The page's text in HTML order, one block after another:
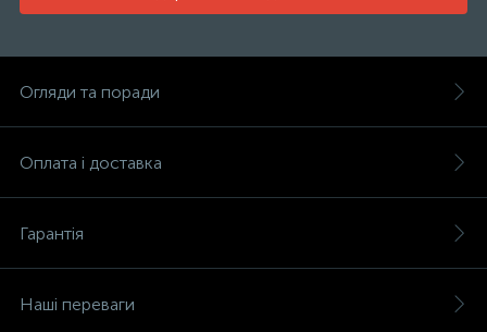
Огляди та поради
Оплата і доставка
Гарантія
Наші переваги